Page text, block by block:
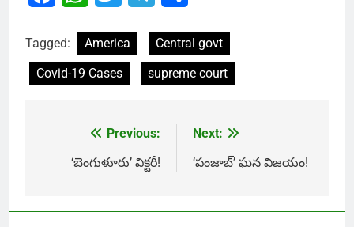
Tagged: America
Central govt
Covid-19 Cases
supreme court
navigation
Previous:
‘బెంగుళూరు’ విక్టరీ!
Next:
‘పంజాబ్’ ఘన విజయం!